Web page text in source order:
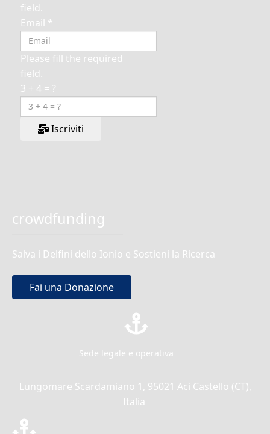
field.
Email
*
Please fill the required
field.
3 + 4 = ?
Iscriviti
crowdfunding
Salva i Delfini dello Ionio e Sostieni la Ricerca
Fai una Donazione
Sede legale e operativa
Lungomare Scardamiano 1, 95021 Aci Castello (CT),
Italia